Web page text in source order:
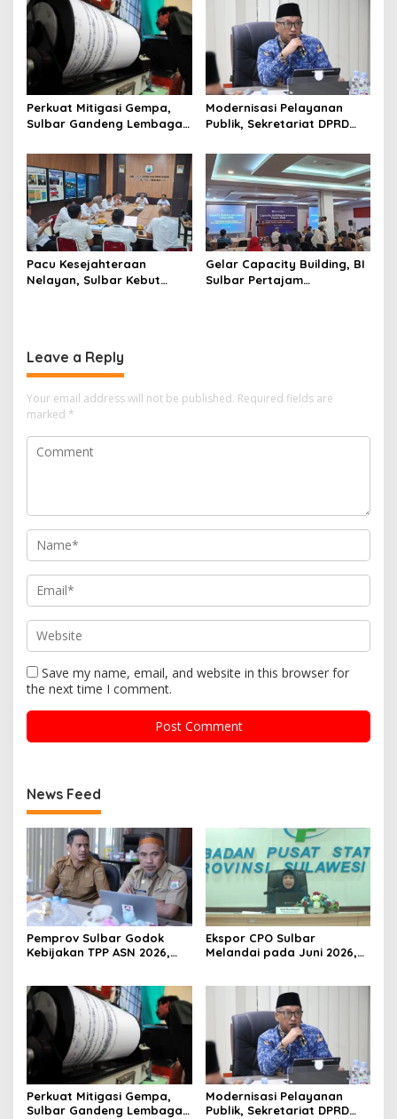
o
n
Perkuat Mitigasi Gempa,
Sulbar Gandeng Lembaga
Seismometer Canggih di
Kantor Gubernur
Modernisasi Pelayanan
Publik, Sekretariat DPRD
Luncurkan Aplikasi SIPAKDE
Pacu Kesejahteraan
Nelayan, Sulbar Kebut
Gelar Capacity Building, BI
Sulbar Pertajam
Leave a Reply
Your email address will not be published. Required fields are
marked *
Save my name, email, and website in this browser for
the next time I comment.
News Feed
Pemprov Sulbar Godok
Kebijakan TPP ASN 2026,
Ekspor CPO Sulbar
Melandai pada Juni 2026,
Perkuat Mitigasi Gempa,
Sulbar Gandeng Lembaga
Modernisasi Pelayanan
Publik, Sekretariat DPRD